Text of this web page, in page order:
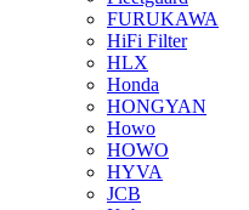
FURUKAWA
HiFi Filter
HLX
Honda
HONGYAN
Howo
HOWO
HYVA
JCB